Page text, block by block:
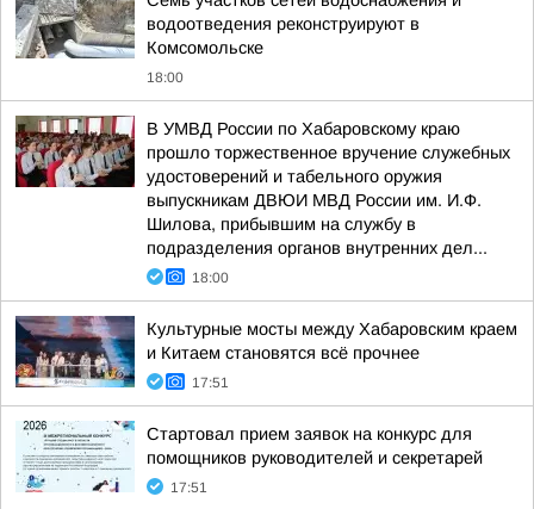
водоотведения реконструируют в
Комсомольске
18:00
В УМВД России по Хабаровскому краю
прошло торжественное вручение служебных
удостоверений и табельного оружия
выпускникам ДВЮИ МВД России им. И.Ф.
Шилова, прибывшим на службу в
подразделения органов внутренних дел...
18:00
Культурные мосты между Хабаровским краем
и Китаем становятся всё прочнее
17:51
Стартовал прием заявок на конкурс для
помощников руководителей и секретарей
17:51